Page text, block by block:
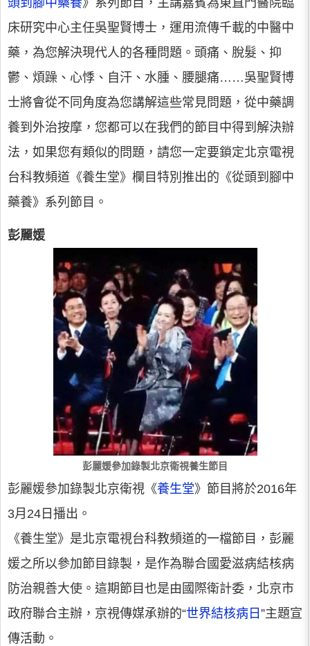
頭到腳中藥養》系列節目，主講嘉賓為東直門醫院臨
床研究中心主任吳聖賢博士，運用流傳千載的中醫中
藥，為您解決現代人的各種問題。頭痛、脫髮、抑
鬱、煩躁、心悸、自汗、水腫、腰腿痛……吳聖賢博
士將會從不同角度為您講解這些常見問題，從中藥調
養到外治按摩，您都可以在我們的節目中得到解決辦
法，如果您有類似的問題，請您一定要鎖定北京電視
台科教頻道《養生堂》欄目特別推出的《從頭到腳中
藥養》系列節目。
彭麗媛
彭麗媛參加錄製北京衛視養生節目
彭麗媛參加錄製北京衛視《養生堂》節目將於2016年
3月24日播出。
《養生堂》是北京電視台科教頻道的一檔節目，彭麗
媛之所以參加節目錄製，是作為聯合國愛滋病結核病
防治親善大使。這期節目也是由國際衛計委，北京市
政府聯合主辦，京視傳媒承辦的“世界結核病日 ”主題宣
傳活動。